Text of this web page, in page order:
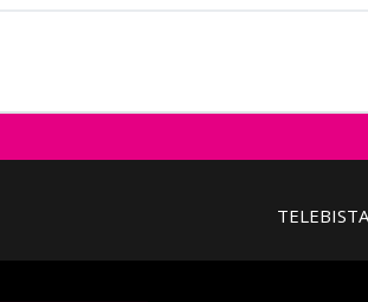
TELEBISTA